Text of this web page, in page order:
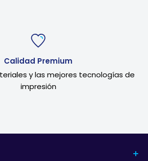
Calidad Premium
y las mejores tecnologías de
impresión